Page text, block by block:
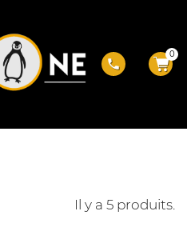
phone
0
Il y a 5 produits.